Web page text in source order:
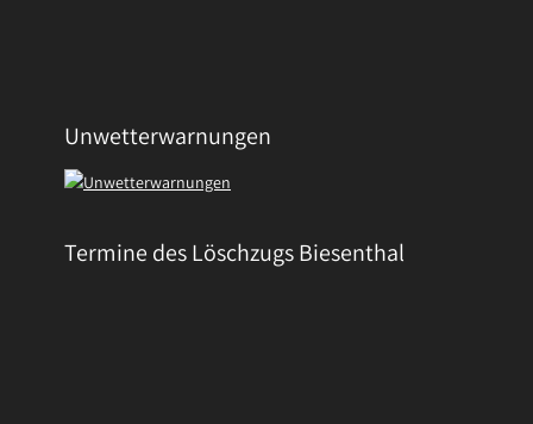
Unwetterwarnungen
Termine des Löschzugs Biesenthal